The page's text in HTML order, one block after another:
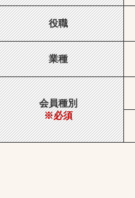
役職
業種
会員種別
※必須